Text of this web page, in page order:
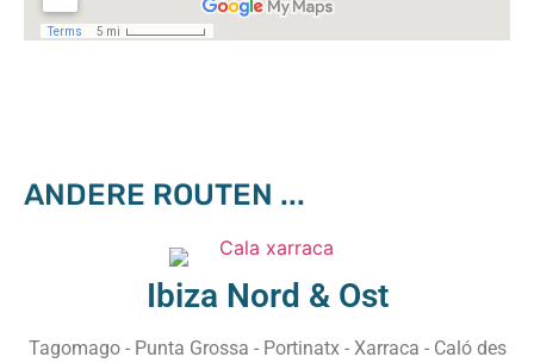
ANDERE ROUTEN ...
Ibiza Nord & Ost
Tagomago - Punta Grossa - Portinatx - Xarraca - Caló des